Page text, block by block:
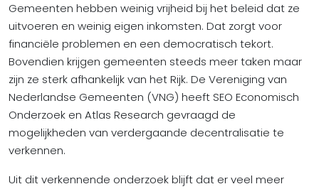
Gemeenten hebben weinig vrijheid bij het beleid dat ze
uitvoeren en weinig eigen inkomsten. Dat zorgt voor
financiële problemen en een democratisch tekort.
Bovendien krijgen gemeenten steeds meer taken maar
zijn ze sterk afhankelijk van het Rijk. De Vereniging van
Nederlandse Gemeenten (VNG) heeft SEO Economisch
Onderzoek en Atlas Research gevraagd de
mogelijkheden van verdergaande decentralisatie te
verkennen.
Uit dit verkennende onderzoek blijft dat er veel meer